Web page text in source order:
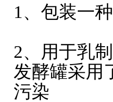
1、包装一
2、用于乳
发酵罐采用
污染